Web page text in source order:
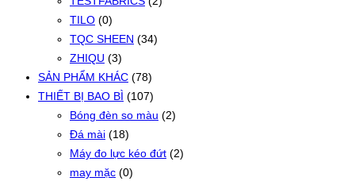
TILO (0)
TQC SHEEN (34)
ZHIQU (3)
SẢN PHẨM KHÁC (78)
THIẾT BỊ BAO BÌ (107)
Bóng đèn so màu (2)
Đá mài (18)
Máy đo lực kéo đứt (2)
may mặc (0)